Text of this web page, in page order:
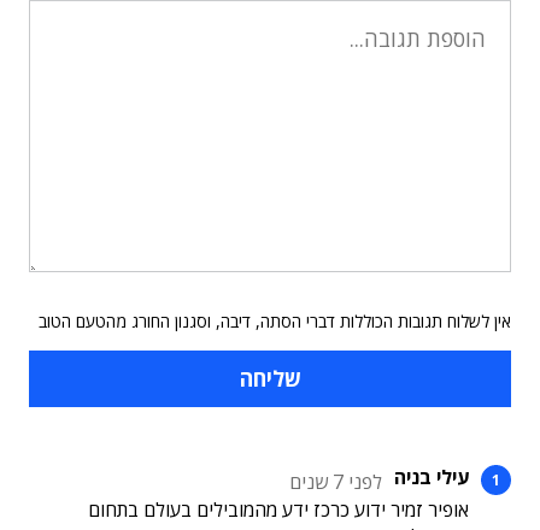
אין לשלוח תגובות הכוללות דברי הסתה, דיבה, וסגנון החורג מהטעם הטוב
עילי בניה לפני 7 שנים
אופיר זמיר ידוע כרכז ידע מהמובילים בעולם בתחום